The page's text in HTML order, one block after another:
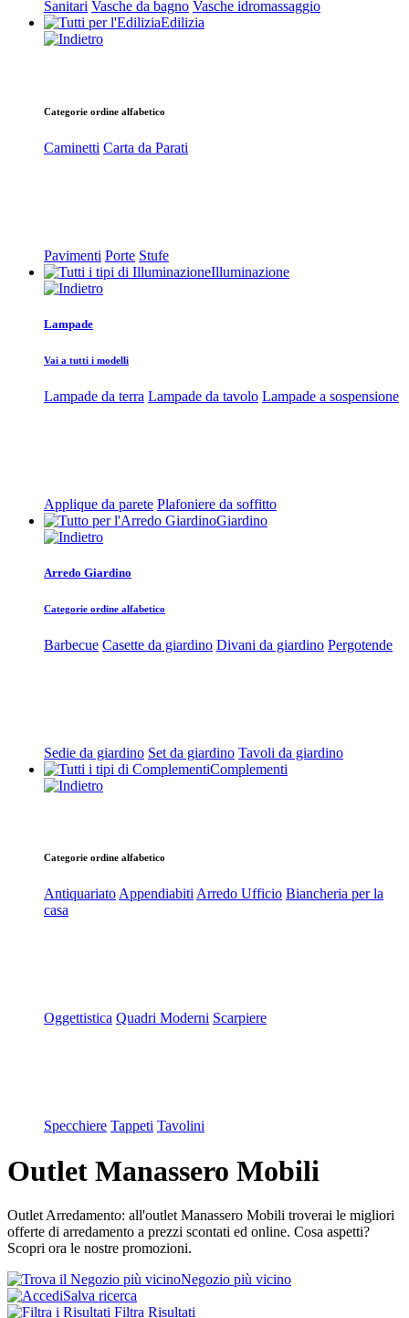
Sanitari Vasche da bagno Vasche idromassaggio
Edilizia
Categorie ordine alfabetico
Caminetti Carta da Parati
Pavimenti Porte Stufe
Illuminazione
Lampade
Vai a tutti i modelli
Lampade da terra Lampade da tavolo Lampade a sospensione
Applique da parete Plafoniere da soffitto
Giardino
Arredo Giardino
Categorie ordine alfabetico
Barbecue Casette da giardino Divani da giardino Pergotende
Sedie da giardino Set da giardino Tavoli da giardino
Complementi
Categorie ordine alfabetico
Antiquariato Appendiabiti Arredo Ufficio Biancheria per la
casa
Oggettistica Quadri Moderni Scarpiere
Specchiere Tappeti Tavolini
Outlet Manassero Mobili
Outlet Arredamento: all'outlet Manassero Mobili troverai le migliori
offerte di arredamento a prezzi scontati ed online. Cosa aspetti?
Scopri ora le nostre promozioni.
Negozio più vicino
Salva ricerca
Filtra Risultati